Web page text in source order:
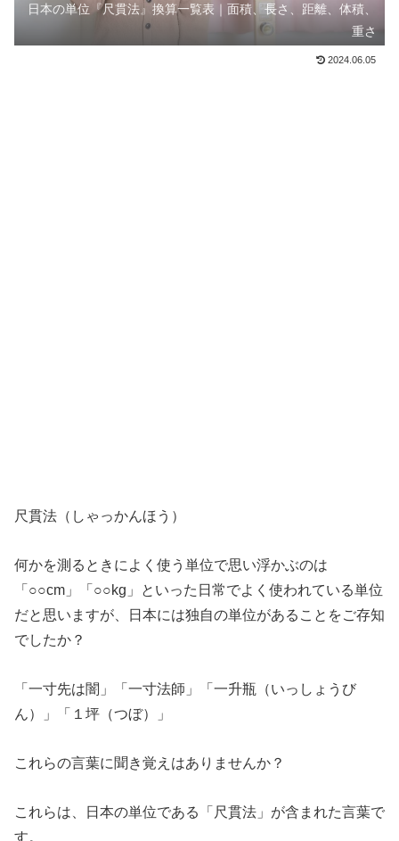
日本の単位『尺貫法』換算一覧表｜面積、長さ、距離、体積、
重さ
2024.06.05
尺貫法（しゃっかんほう）
何かを測るときによく使う単位で思い浮かぶのは
「○○cm」「○○kg」といった日常でよく使われている単位
だと思いますが、日本には独自の単位があることをご存知
でしたか？
「一寸先は闇」「一寸法師」「一升瓶（いっしょうび
ん）」「１坪（つぼ）」
これらの言葉に聞き覚えはありませんか？
これらは、日本の単位である「尺貫法」が含まれた言葉で
す。